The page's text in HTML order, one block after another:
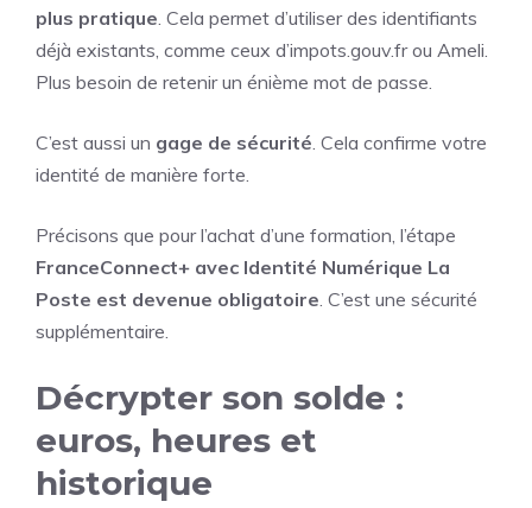
plus pratique. Cela permet d’utiliser des identifiants
déjà existants, comme ceux d’impots.gouv.fr ou Ameli.
Plus besoin de retenir un énième mot de passe.
C’est aussi un gage de sécurité. Cela confirme votre
identité de manière forte.
Précisons que pour l’achat d’une formation, l’étape
FranceConnect+ avec Identité Numérique La
Poste est devenue obligatoire. C’est une sécurité
supplémentaire.
Décrypter son solde :
euros, heures et
historique